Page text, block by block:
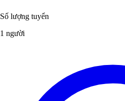
Số lượng tuyển
1 người